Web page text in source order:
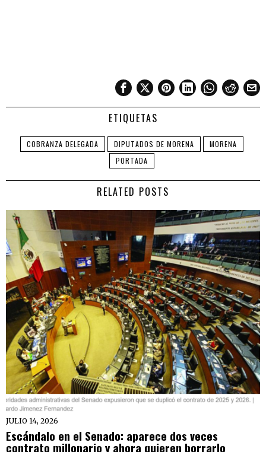
ETIQUETAS
COBRANZA DELEGADA DIPUTADOS DE MORENA
MORENA
PORTADA
RELATED POSTS
JULIO 14, 2026
Escándalo en el Senado: aparece dos veces
contrato millonario y ahora quieren borrarlo